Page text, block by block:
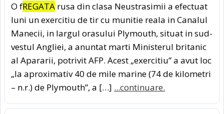
O fREGATA rusa din clasa Neustrasimii a efectuat
luni un exercitiu de tir cu munitie reala in Canalul
Manecii, in largul orasului Plymouth, situat in sud-
vestul Angliei, a anuntat marti Ministerul britanic
al Apararii, potrivit AFP. Acest „exercitiu” a avut loc
„la aproximativ 40 de mile marine (74 de kilometri
– n.r.) de Plymouth”, a […] ...continuare.